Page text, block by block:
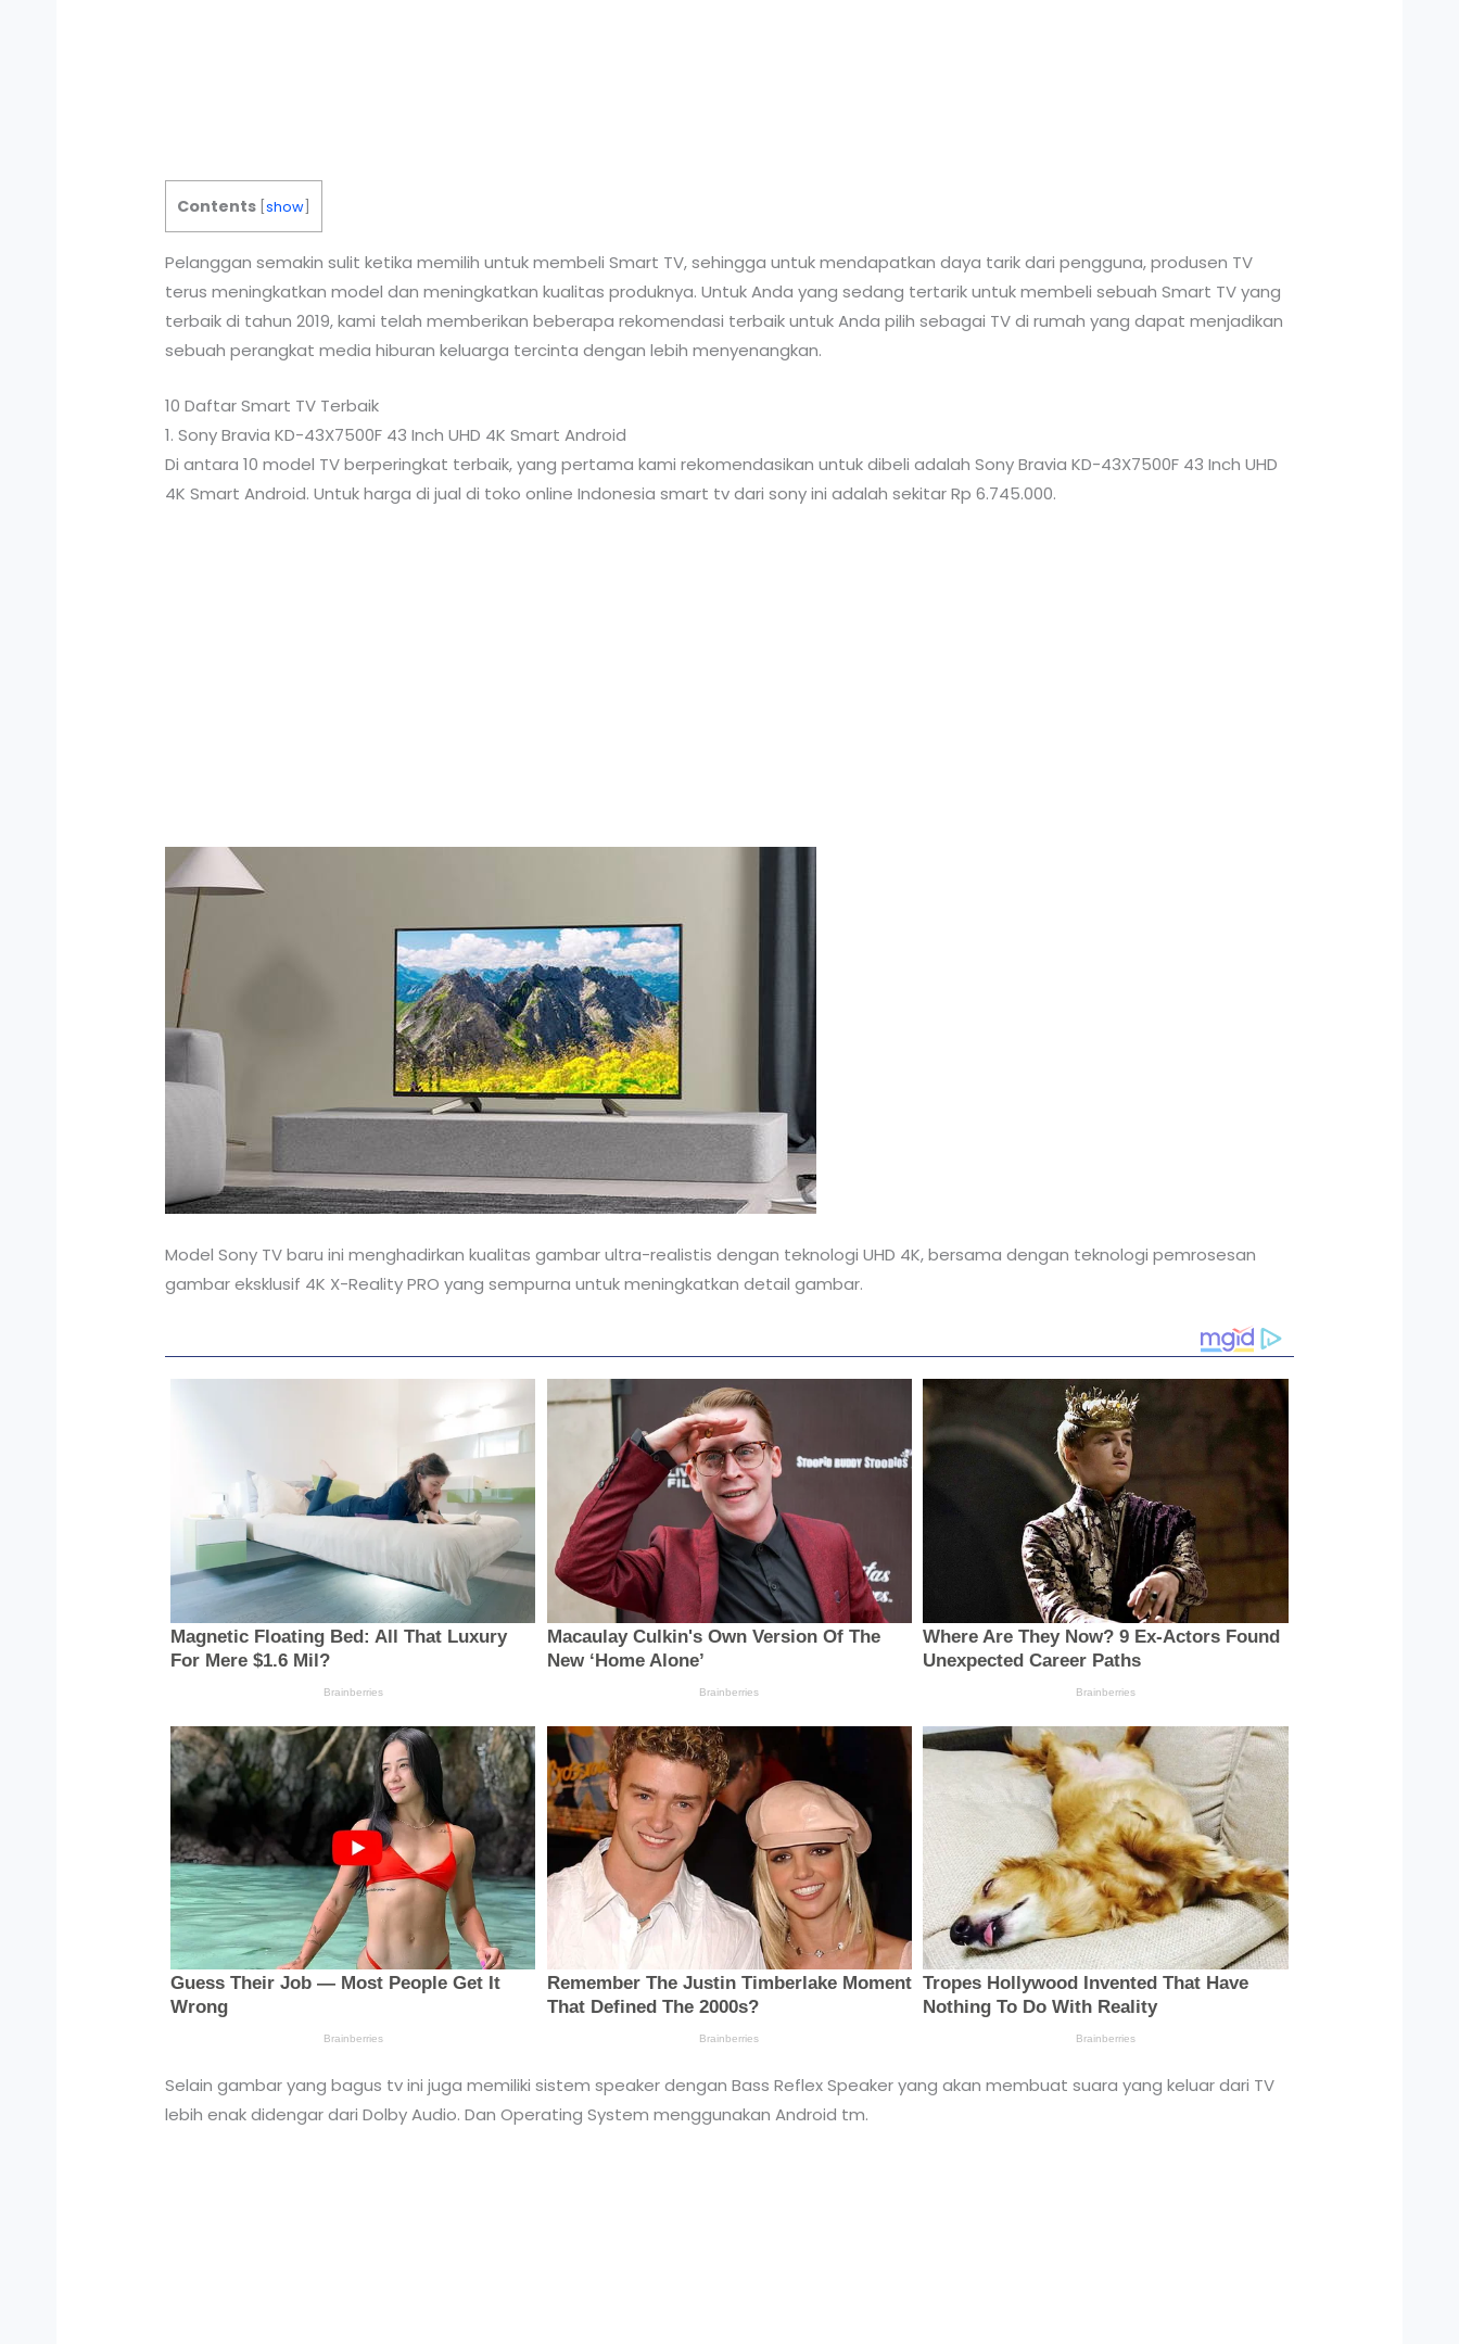
Contents [show
Pelanggan semakin sulit ketika memilih untuk membeli Smart TV, sehingga untuk mendapatkan daya tarik dari pengguna, produsen TV
terus meningkatkan model dan meningkatkan kualitas produknya. Untuk Anda yang sedang tertarik untuk membeli sebuah Smart TV yang
terbaik di tahun 2019, kami telah memberikan beberapa rekomendasi terbaik untuk Anda pilih sebagai TV di rumah yang dapat menjadikan
sebuah perangkat media hiburan keluarga tercinta dengan lebih menyenangkan.
10 Daftar Smart TV Terbaik
1. Sony Bravia KD-43X7500F 43 Inch UHD 4K Smart Android
Di antara 10 model TV berperingkat terbaik, yang pertama kami rekomendasikan untuk dibeli adalah Sony Bravia KD-43X7500F 43 Inch UHD
4K Smart Android. Untuk harga di jual di toko online Indonesia smart tv dari sony ini adalah sekitar Rp 6.745.000.
Model Sony TV baru ini menghadirkan kualitas gambar ultra-realistis dengan teknologi UHD 4K, bersama dengan teknologi pemrosesan
gambar eksklusif 4K X-Reality PRO yang sempurna untuk meningkatkan detail gambar.
Selain gambar yang bagus tv ini juga memiliki sistem speaker dengan Bass Reflex Speaker yang akan membuat suara yang keluar dari TV
lebih enak didengar dari Dolby Audio. Dan Operating System menggunakan Android tm.